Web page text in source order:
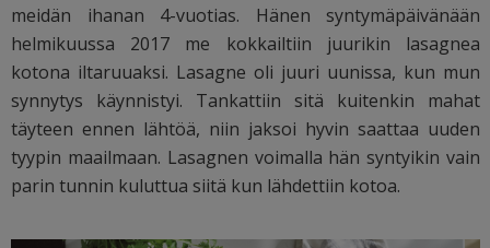
meidän ihanan 4-vuotias. Hänen syntymäpäivänään
helmikuussa 2017 me kokkailtiin juurikin lasagnea
kotona iltaruuaksi. Lasagne oli juuri uunissa, kun mun
synnytys käynnistyi. Tankattiin sitä kuitenkin mahat
täyteen ennen lähtöä, niin jaksoi hyvin saattaa uuden
tyypin maailmaan. Lasagnen voimalla hän syntyikin vain
parin tunnin kuluttua siitä kun lähdettiin kotoa.